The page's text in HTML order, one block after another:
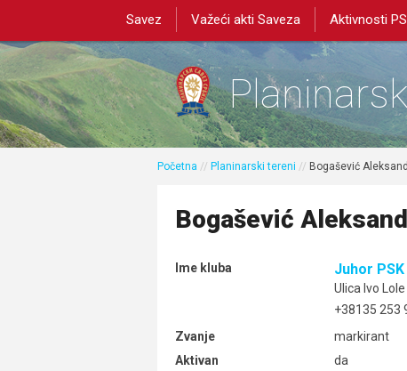
Savez Važeći akti Saveza Aktivnosti
Početna // Planinarski tereni // Bogašević
Bogašević
Ime kluba Juhor PSK
Ulica Ivo
+38135 253
Zvanje
markirant
Aktivan
da